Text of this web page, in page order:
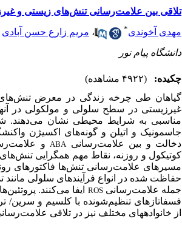
تلاقی بین علامت‌رسانی تنش‌های زیستی و
مهدی آخوندی* ، مریم زارع حسن آبادی
دانشگاه پیام نور
چکیده:
(۴۹۲۲ مشاهده)
گیاهان طی چرخه زندگی در معرض
غیرزیستی در سطح سلولی و مولکولی در
مناسبی به شرایط محیطی نشان می‌دهند.
جاسمونیک و اتیلن و گونه‌های اکسیژن
دخالت و بین علامت‌رسانی ABA و
کوتیکول و روزنه، نقاط مهم همگرایی
مسیرهای علامت‌رسانی تنش‌ها فاکتورهای
حفاظت شده در انواع فرآیندهای سلولی
جمله علامت‌رسانیROS ایفا می‌کنند.
فسفاتازهای تنظیم‌شونده با کلسیم و سرین/
از خانواده­های مختلف نیز در تلاقی